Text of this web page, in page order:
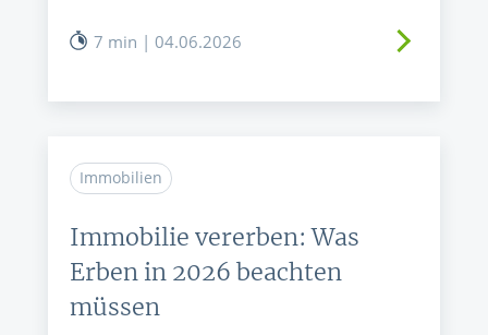
7 min | 04.06.2026
Immobilien
Immobilie vererben: Was
Erben in 2026 beachten
müssen